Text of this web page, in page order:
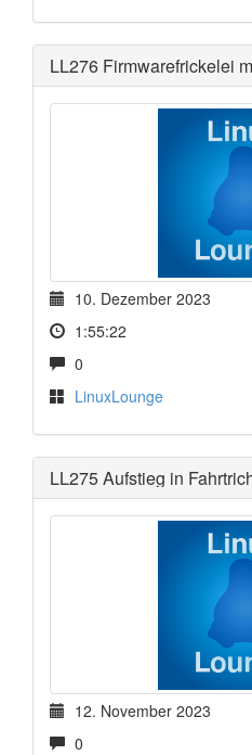
LL276 Firmwarefrickelei
10. Dezember 2023
1:55:22
0
LinuxLounge
LL275 Aufstieg in
12. November 2023
0